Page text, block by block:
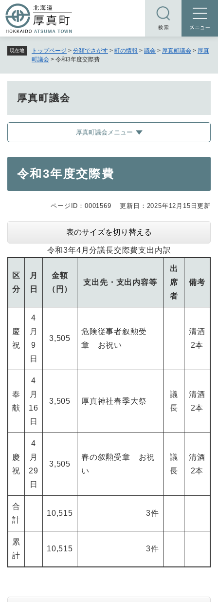
ー
ジ
で
現在地 トップページ > 分類でさがす > 町の情報 > 議会 > 厚真町議会 > 厚真
町議会 > 令和3年度交際費
厚真町議会
厚真町議会メニュー
令和3年度交際費
ページID：0001569 更新日：2025年12月15日更新
表のサイズを切り替える
令和3年4月分議長交際費支出内訳
区
分
月
日
金額
（円）
支出先・支出内容等
出
席
者
備考
慶
祝
4
月
9
日
3,505
危険従事者叙勲受
章 お祝い
清酒
2本
奉
献
4
月
16
日
3,505 厚真神社春季大祭
議
長
清酒
2本
慶
祝
4
月
29
日
3,505
春の叙勲受章 お祝
い
議
長
清酒
2本
合
計
10,515 3件
累
計
10,515 3件